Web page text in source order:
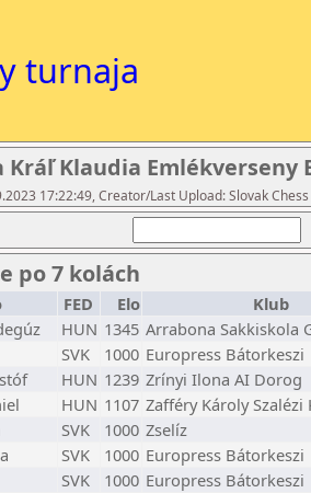
turnaja
Kráľ Klaudia Emlékverseny
17:22:49, Creator/Last Upload: Slovak
po 7 kolách
FED Elo
Klub
HUN 1345 Arrabona Sakkiskola
SVK 1000 Europress Bátorkeszi
HUN 1239 Zrínyi Ilona AI Dorog
HUN 1107 Zafféry Károly Szalézi
SVK 1000 Zselíz
SVK 1000 Europress Bátorkeszi
SVK 1000 Europress Bátorkeszi